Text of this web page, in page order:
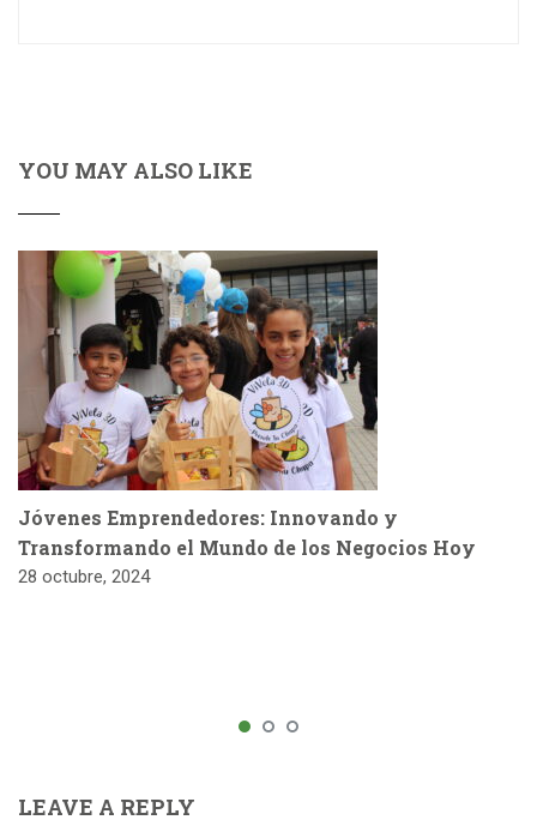
YOU MAY ALSO LIKE
Jóvenes Emprendedores: Innovando y
Transformando el Mundo de los Negocios Hoy
28 octubre, 2024
LEAVE A REPLY